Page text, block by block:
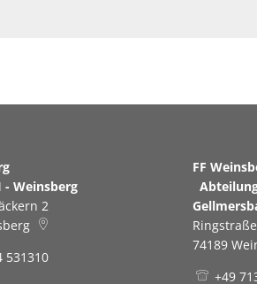
Weinsberg
2
531310
FF
74189
+49